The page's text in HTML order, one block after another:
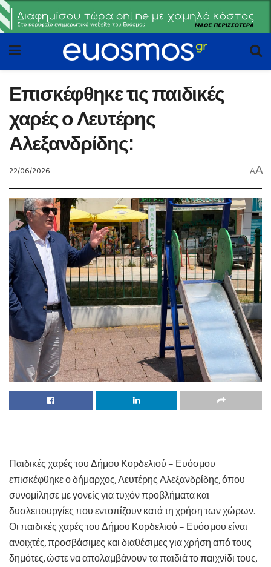
Επισκέφθηκε τις παιδικές
χαρές ο Λευτέρης
Αλεξανδρίδης:
22/06/2026 AA
Παιδικές χαρές του Δήμου Κορδελιού – Ευόσμου
επισκέφθηκε ο δήμαρχος, Λευτέρης Αλεξανδρίδης, όπου
συνομίλησε με γονείς για τυχόν προβλήματα και
δυσλειτουργίες που εντοπίζουν κατά τη χρήση των χώρων.
Οι παιδικές χαρές του Δήμου Κορδελιού – Ευόσμου είναι
ανοιχτές, προσβάσιμες και διαθέσιμες για χρήση από τους
δημότες, ώστε να απολαμβάνουν τα παιδιά το παιχνίδι τους.